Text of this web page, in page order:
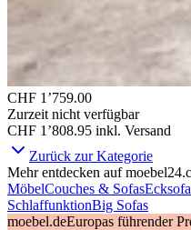
CHF 1’759.00
Zurzeit nicht verfügbar
CHF 1’808.95 inkl. Versand
Zurück zur Kategorie
Mehr entdecken auf
MöbelCouches & Sofas
SchlaffunktionBig Sofas
moebel.deEuropas führender